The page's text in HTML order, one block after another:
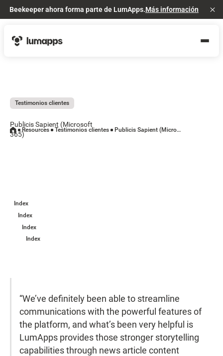
Beekeeper ahora forma parte de LumApps.Más información
Testimonios clientes
Publicis Sapient (Microsoft
365)
Resources Testimonios clientes Publicis Sapient (Microsoft 365)
Index
Index
Index
Index
“We’ve definitely been able to streamline
communications with the powerful features of
the platform, and what’s been very helpful is
LumApps provides those stronger storytelling
capabilities through news article content